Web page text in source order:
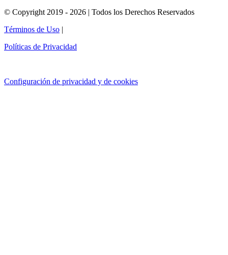
© Copyright 2019 - 2026 | Todos los Derechos Reservados
Términos de Uso |
Políticas de Privacidad
Configuración de privacidad y de cookies